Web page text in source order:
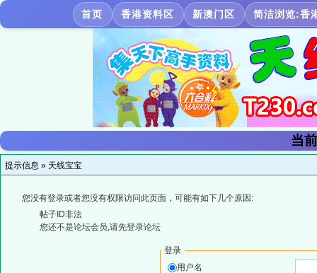
首页 香港资料区 新澳门区 简洁浏览:香
当
提示信息 » 天线宝宝
您没有登录或者您没有权限访问此页面，可能有如下几个原因:
帖子ID非法
您还不是论坛会员,请先登录论坛
登录
用户名